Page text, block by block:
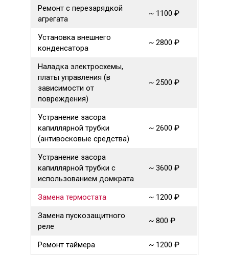
Ремонт с перезарядкой
агрегата
~ 1100 ₽
Установка внешнего
конденсатора
~ 2800 ₽
Наладка электросхемы,
платы управления (в
зависимости от
повреждения)
~ 2500 ₽
Устранение засора
капиллярной трубки
(антивосковые средства)
~ 2600 ₽
Устранение засора
капиллярной трубки с
использованием домкрата
~ 3600 ₽
Замена термостата
~ 1200 ₽
Замена пускозащитного
реле
~ 800 ₽
Ремонт таймера
~ 1200 ₽